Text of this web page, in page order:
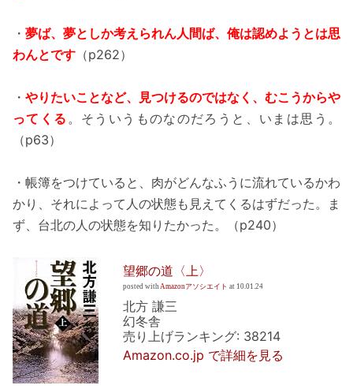
・ 夢ば、夢としか考えられん人間ば、俺は認めようとは思
わんとです （p262）
・ やりたいことなど、見つけるのではなく、むこうからや
ってくる 。そういうものなのだろうと、いまは思う。
（p63）
・帳簿をつけていると、肉がどんなふうに流れているかわ
かり、それによって人の状態も見えてくるはずだった。ま
ず、台北の人の状態を知りたかった。（p240）
望郷の道〈上〉
posted withAmazonアソシエイト at 10.01.24
北方 謙三
幻冬舎
売り上げランキング: 38214
Amazon.co.jp で詳細を見る